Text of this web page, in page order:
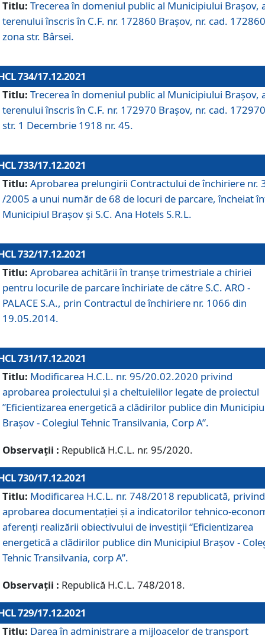
Titlu: Trecerea în domeniul public al Municipiului Braşov,
terenului înscris în C.F. nr. 172860 Brașov, nr. cad.
zona str. Bârsei.
734/17.12.2021
Titlu: Trecerea în domeniul public al Municipiului Braşov,
terenului înscris în C.F. nr. 172970 Brașov, nr. cad.
str. 1 Decembrie 1918 nr. 45.
733/17.12.2021
Titlu: Aprobarea prelungirii Contractului de închiriere nr.
/2005 a unui număr de 68 de locuri de parcare, încheiat
Municipiul Braşov şi S.C. Ana Hotels S.R.L.
732/17.12.2021
Titlu: Aprobarea achitării în tranșe trimestriale a chiriei
pentru locurile de parcare închiriate de către S.C. ARO -
PALACE S.A., prin Contractul de închiriere nr. 1066 din
19.05.2014.
731/17.12.2021
Titlu: Modificarea H.C.L. nr. 95/20.02.2020 privind
aprobarea proiectului și a cheltuielilor legate de proiectul
”Eficientizarea energetică a clădirilor publice din
Brașov - Colegiul Tehnic Transilvania, Corp A”.
Observații : Republică H.C.L. nr. 95/2020.
730/17.12.2021
Titlu: Modificarea H.C.L. nr. 748/2018 republicată, privind
aprobarea documentației și a indicatorilor tehnico-
aferenți realizării obiectivului de investiții “Eficientizarea
energetică a clădirilor publice din Municipiul Brașov -
Tehnic Transilvania, corp A”.
Observații : Republică H.C.L. 748/2018.
729/17.12.2021
Titlu: Darea în administrare a mijloacelor de transport